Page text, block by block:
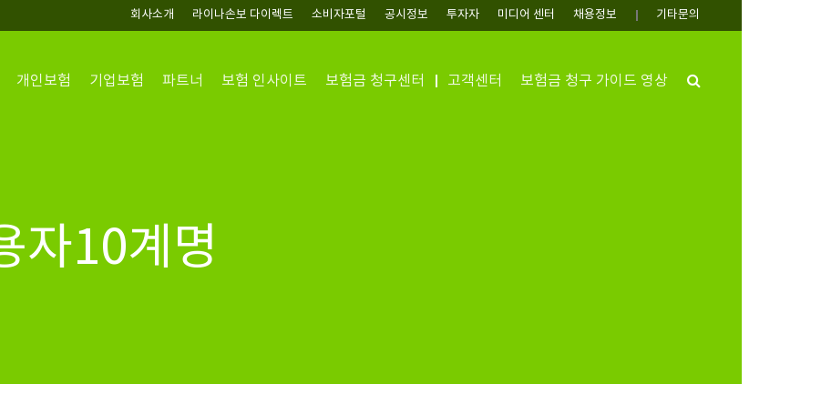
회사소개 라이나손보 다이렉트 소비자포털 공시정보 투자자 미디어 센터 채용정보 기타문의
개인보험 기업보험 파트너 보험 인사이트 보험금 청구센터 고객센터 보험금 청구 가이드 영상 Search
자10계명